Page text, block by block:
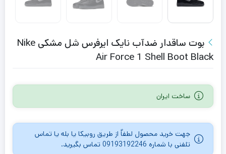
بوت ساقدار ضدآب نایک ایرفرس شل مشکی Nike
Air Force 1 Shell Boot Black
ساخت ایران
جهت خرید محصول لطفاٌ از طریق روبیکا یا بله یا تماس
تلفنی با شماره 09193192246 تماس بگیرید.